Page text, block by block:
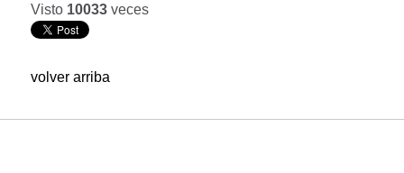
Visto 10033 veces
volver arriba